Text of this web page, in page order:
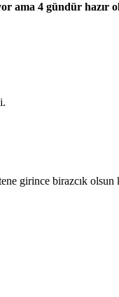
ama 4 gündür
girince birazcık